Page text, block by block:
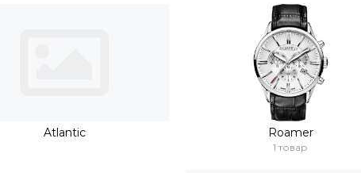
Atlantic Roamer
1 товар